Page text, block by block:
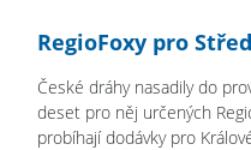
RegioFoxy pro
České dráhy nasadily do
deset pro něj určených
probíhají dodávky pro